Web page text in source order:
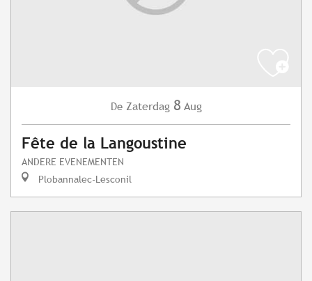
De Zaterdag 8 Aug
Fête de la Langoustine
ANDERE EVENEMENTEN
Plobannalec-Lesconil